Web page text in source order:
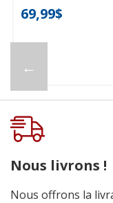
←
69,99$
Nous livrons !
Nous offrons la